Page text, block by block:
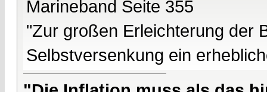
Marineband Seite 355
"Zur großen Erleichterung der
Selbstversenkung ein